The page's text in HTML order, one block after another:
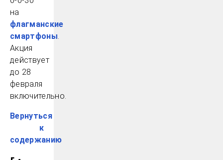
на
флагманские
смартфоны.
Акция
действует
до 28
февраля
включительно.
Вернуться
к
содержанию